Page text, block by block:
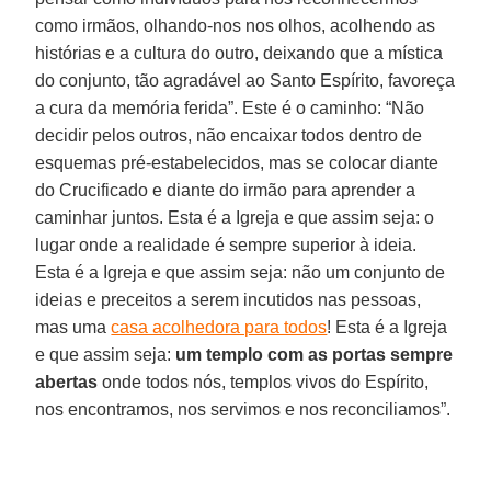
como irmãos, olhando-nos nos olhos, acolhendo as
histórias e a cultura do outro, deixando que a mística
do conjunto, tão agradável ao Santo Espírito, favoreça
a cura da memória ferida”. Este é o caminho: “Não
decidir pelos outros, não encaixar todos dentro de
esquemas pré-estabelecidos, mas se colocar diante
do Crucificado e diante do irmão para aprender a
caminhar juntos. Esta é a Igreja e que assim seja: o
lugar onde a realidade é sempre superior à ideia.
Esta é a Igreja e que assim seja: não um conjunto de
ideias e preceitos a serem incutidos nas pessoas,
mas umacasa acolhedora para todos! Esta é a Igreja
e que assim seja: um templo com as portas sempre
abertas onde todos nós, templos vivos do Espírito,
nos encontramos, nos servimos e nos reconciliamos”.